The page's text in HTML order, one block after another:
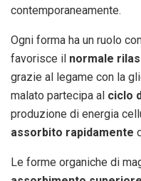
contemporaneamente.
Ogni forma ha un ruolo
favorisce il normale
grazie al legame con la
malato partecipa al ciclo
produzione di energia
assorbito rapidamente
Le forme organiche di